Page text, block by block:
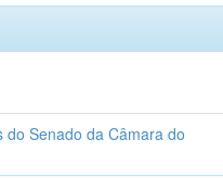
do Senado da Câmara do